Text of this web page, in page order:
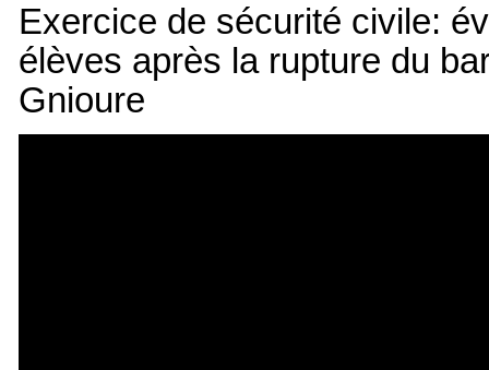
Exercice de sécurité civile:
élèves après la rupture du
Gnioure